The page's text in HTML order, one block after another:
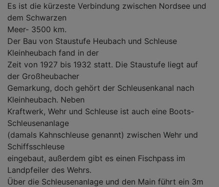
Es ist die kürzeste Verbindung zwischen Nordsee und
dem Schwarzen
Meer- 3500 km.
Der Bau von Staustufe Heubach und Schleuse
Kleinheubach fand in der
Zeit von 1927 bis 1932 statt. Die Staustufe liegt auf
der Großheubacher
Gemarkung, doch gehört der Schleusenkanal nach
Kleinheubach. Neben
Kraftwerk, Wehr und Schleuse ist auch eine Boots-
Schleusenanlage
(damals Kahnschleuse genannt) zwischen Wehr und
Schiffsschleuse
eingebaut, außerdem gibt es einen Fischpass im
Landpfeiler des Wehrs.
Über die Schleusenanlage und den Main führt ein 3m